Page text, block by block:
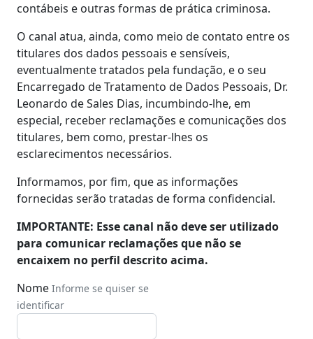
contábeis e outras formas de prática criminosa.
O canal atua, ainda, como meio de contato entre os
titulares dos dados pessoais e sensíveis,
eventualmente tratados pela fundação, e o seu
Encarregado de Tratamento de Dados Pessoais, Dr.
Leonardo de Sales Dias, incumbindo-lhe, em
especial, receber reclamações e comunicações dos
titulares, bem como, prestar-lhes os
esclarecimentos necessários.
Informamos, por fim, que as informações
fornecidas serão tratadas de forma confidencial.
IMPORTANTE: Esse canal não deve ser utilizado
para comunicar reclamações que não se
encaixem no perfil descrito acima.
Nome Informe se quiser se
identificar